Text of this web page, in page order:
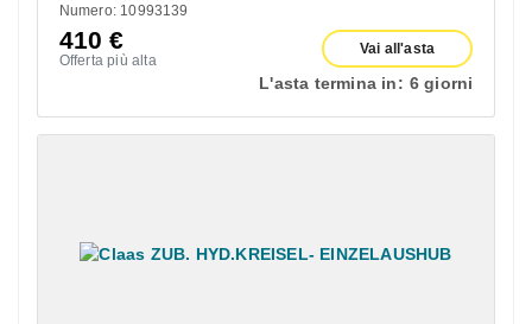
Numero: 10993139
410€
Offerta più alta
Vai all'asta
L'asta termina in: 6 giorni